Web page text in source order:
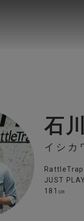
石川
イシカ
RattleTrap
JUST
181㎝